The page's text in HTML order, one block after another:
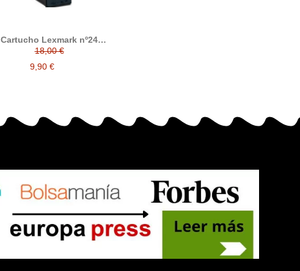
Cartucho Lexmark nº24
tricolor compatible
18C1524E
18,00 €
9,90 €